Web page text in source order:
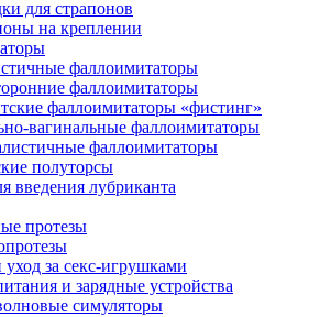
для страпонов
на креплении
фаллоимитаторы
фаллоимитаторы
фаллоимитаторы «фистинг»
вагинальные фаллоимитаторы
фаллоимитаторы
полуторсы
введения лубриканта
протезы
за секс-игрушками
и зарядные устройства
симуляторы